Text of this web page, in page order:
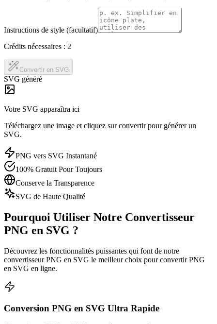
Instructions de style (facultatif)
Crédits nécessaires : 2
Convertir en SVG
SVG généré
Votre SVG apparaîtra ici
Téléchargez une image et cliquez sur convertir pour générer un
SVG.
PNG vers SVG Instantané
100% Gratuit Pour Toujours
Conserve la Transparence
SVG de Haute Qualité
Pourquoi Utiliser Notre Convertisseur
PNG en SVG ?
Découvrez les fonctionnalités puissantes qui font de notre
convertisseur PNG en SVG le meilleur choix pour convertir PNG
en SVG en ligne.
Conversion PNG en SVG Ultra Rapide